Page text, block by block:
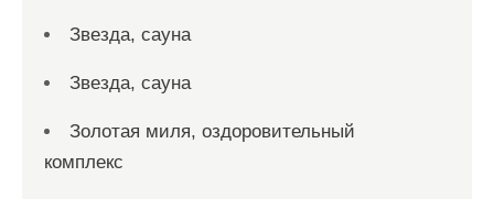
Звезда, сауна
Звезда, сауна
Золотая миля, оздоровительный
комплекс